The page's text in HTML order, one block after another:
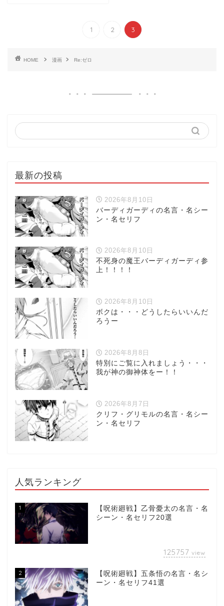
1 2 3
HOME 漫画 Re:ゼロ
最新の投稿
2026年8月10日
バーディガーディの名言・名シー
ン・名セリフ
2026年8月10日
不死身の魔王バーディガーディ参
上！！！！
2026年8月10日
ボクは・・・どうしたらいいんだ
ろうー
2026年8月8日
特別にご覧に入れましょう・・・
我が神の御神体をー！！
2026年8月7日
クリフ・グリモルの名言・名シー
ン・名セリフ
人気ランキング
1
【呪術廻戦】乙骨憂太の名言・名
シーン・名セリフ20選
125757 view
2
【呪術廻戦】五条悟の名言・名シ
ーン・名セリフ41選